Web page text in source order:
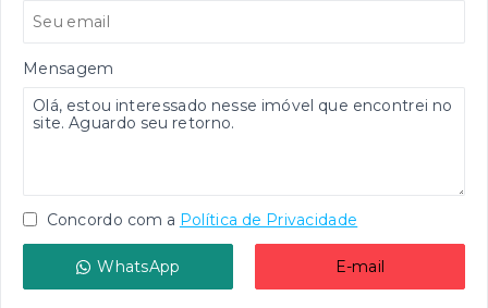
Mensagem
Concordo com a Política de Privacidade
WhatsApp E-mail